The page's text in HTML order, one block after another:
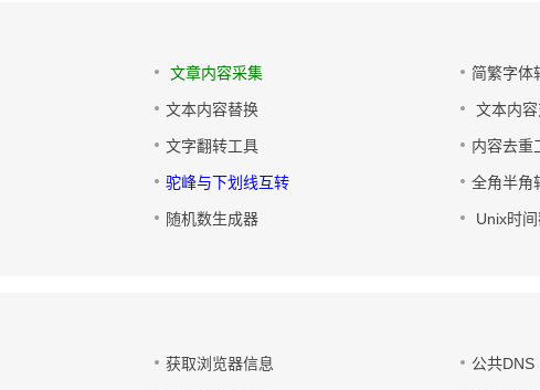
文章内容采集 简繁字体
文本内容替换 文本内
文字翻转工具 内容去重
驼峰与下划线互转 全角半角
随机数生成器 Unix时
获取浏览器信息 公共DNS